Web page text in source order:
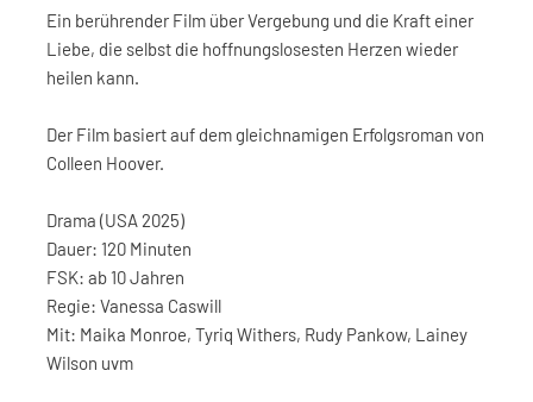
Ein berührender Film über Vergebung und die Kraft einer
Liebe, die selbst die hoffnungslosesten Herzen wieder
heilen kann.
Der Film basiert auf dem gleichnamigen Erfolgsroman von
Colleen Hoover.
Drama (USA 2025)
Dauer: 120 Minuten
FSK: ab 10 Jahren
Regie: Vanessa Caswill
Mit: Maika Monroe, Tyriq Withers, Rudy Pankow, Lainey
Wilson uvm